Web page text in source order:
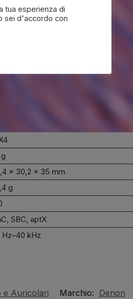
g
x 30,2 x 35 mm
g
SBC, aptX
Hz–40 kHz
e Auricolari Marchio: Denon
tua esperienza di
sei d'accordo con